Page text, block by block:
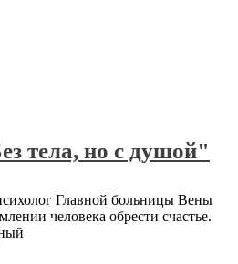
тела, но с душой"
Главной больницы Вены
человека обрести счастье.